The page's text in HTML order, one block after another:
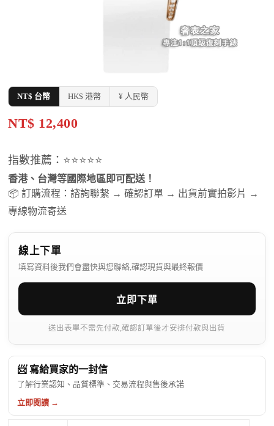
NT$ 台幣 HK$ 港幣 ¥ 人民幣
NT$ 12,400
指數推薦：⭐⭐⭐⭐⭐
香港、台灣等國際地區即可配送！
📦 訂購流程：諮詢聯繫 → 確認訂單 → 出貨前實拍影片 →
專線物流寄送
線上下單
填寫資料後我們會盡快與您聯絡,確認現貨與最終報價
立即下單
送出表單不需先付款,確認訂單後才安排付款與出貨
📨 寫給買家的一封信
了解行業認知、品質標準、交易流程與售後承諾
立即閱讀 →